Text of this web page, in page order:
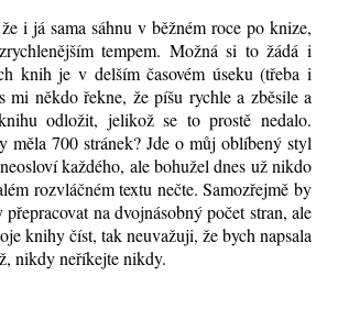
i já sama sáhnu v běžném roce po knize,
tempem. Možná si to žádá i
knih je v delším časovém úseku (třeba i
mi někdo řekne, že píšu rychle a zběsile a
odložit, jelikož se to prostě nedalo.
měla 700 stránek? Jde o můj oblíbený styl
každého, ale bohužel dnes už nikdo
rozvláčném textu nečte. Samozřejmě by
na dvojnásobný počet stran, ale
knihy číst, tak neuvažuji, že bych napsala
nikdy neříkejte nikdy.